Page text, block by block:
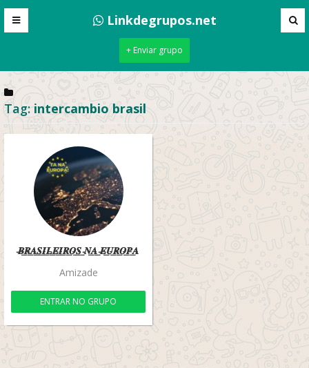
Linkdegrupos.net
+ Enviar grupo
Tag: intercambio brasil
̵𝑩̵͟𝑹̵͟𝑨̵͟𝑺̵͟𝑰̵͟𝑳̵͟𝑬̵͟𝑰̵͟𝑹̵͟𝑶̵͟𝑺̵͟ ̵𝑵̵͟𝑨̵͟ ̵𝑬̵͟𝑼̵͟𝑹̵͟𝑶̵͟𝑷̵͟𝑨̵
Amizade
ENTRAR NO GRUPO